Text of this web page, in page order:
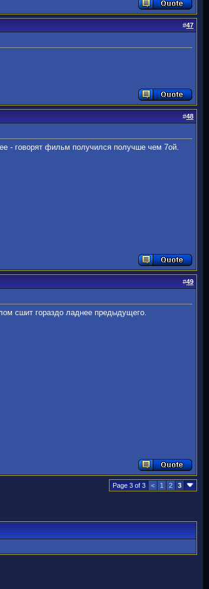
#47
#48
- говорят фильм получился получше чем 7ой.
#49
сшит гораздо ладнее предыдущего.
Page 3 of 3 < 1 2 3